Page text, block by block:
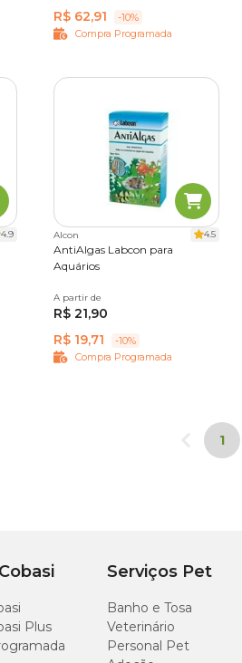
R$ 62,91
-10%
Compra Programada
4.9 Alcon 4.5
AntiAlgas Labcon para
Aquários
15 ml
A partir de
R$ 21,90
R$ 19,71
-10%
Compra Programada
1
Plus
Serviços Pet
Banho e Tosa
Veterinário
Personal Pet